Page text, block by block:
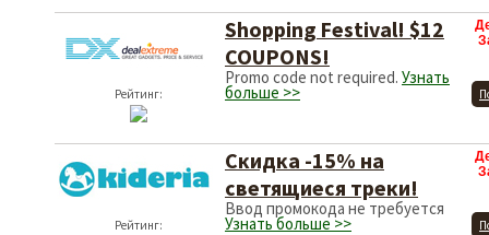
Рейтинг:
Shopping Festival! $12
COUPONS!
Promo code not required. Узнать
больше >>
Рейтинг:
Скидка -15% на
светящиеся треки!
Ввод промокода не требуется
Узнать больше >>